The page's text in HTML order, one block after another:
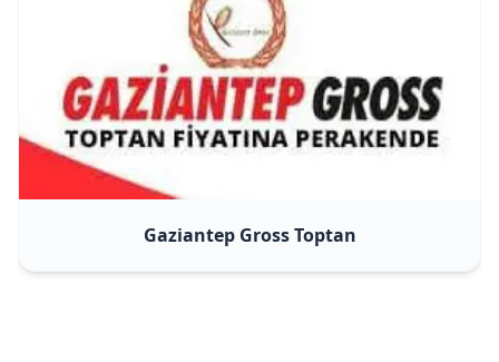
Gaziantep Gross Toptan